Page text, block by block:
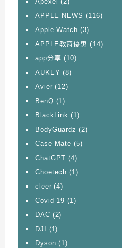
APPLE NEWS (116)
Apple Watch (3)
APPLE教育優惠 (14)
app分享 (10)
AUKEY (8)
Avier (12)
BenQ (1)
BlackLink (1)
BodyGuardz (2)
Case Mate (5)
ChatGPT (4)
Choetech (1)
cleer (4)
Covid-19 (1)
DAC (2)
DJI (1)
Dyson (1)